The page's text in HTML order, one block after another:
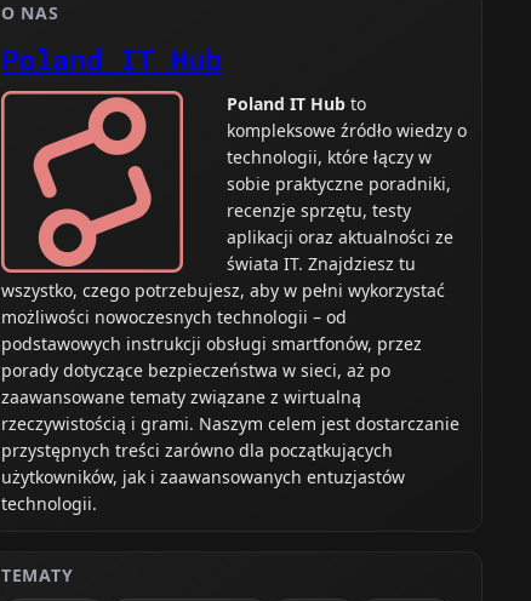
O NAS
Poland IT Hub
Poland IT Hub to
kompleksowe źródło wiedzy o
technologii, które łączy w
sobie praktyczne poradniki,
recenzje sprzętu, testy
aplikacji oraz aktualności ze
świata IT. Znajdziesz tu
wszystko, czego potrzebujesz, aby w pełni wykorzystać
możliwości nowoczesnych technologii – od
podstawowych instrukcji obsługi smartfonów, przez
porady dotyczące bezpieczeństwa w sieci, aż po
zaawansowane tematy związane z wirtualną
rzeczywistością i grami. Naszym celem jest dostarczanie
przystępnych treści zarówno dla początkujących
użytkowników, jak i zaawansowanych entuzjastów
technologii.
TEMATY